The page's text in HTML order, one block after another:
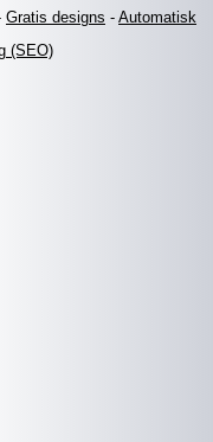
Gratis designs - Automatisk
(SEO)